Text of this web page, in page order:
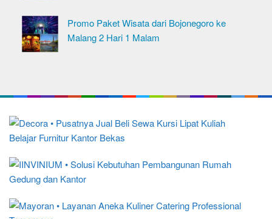
Promo Paket Wisata dari Bojonegoro ke
Malang 2 Hari 1 Malam